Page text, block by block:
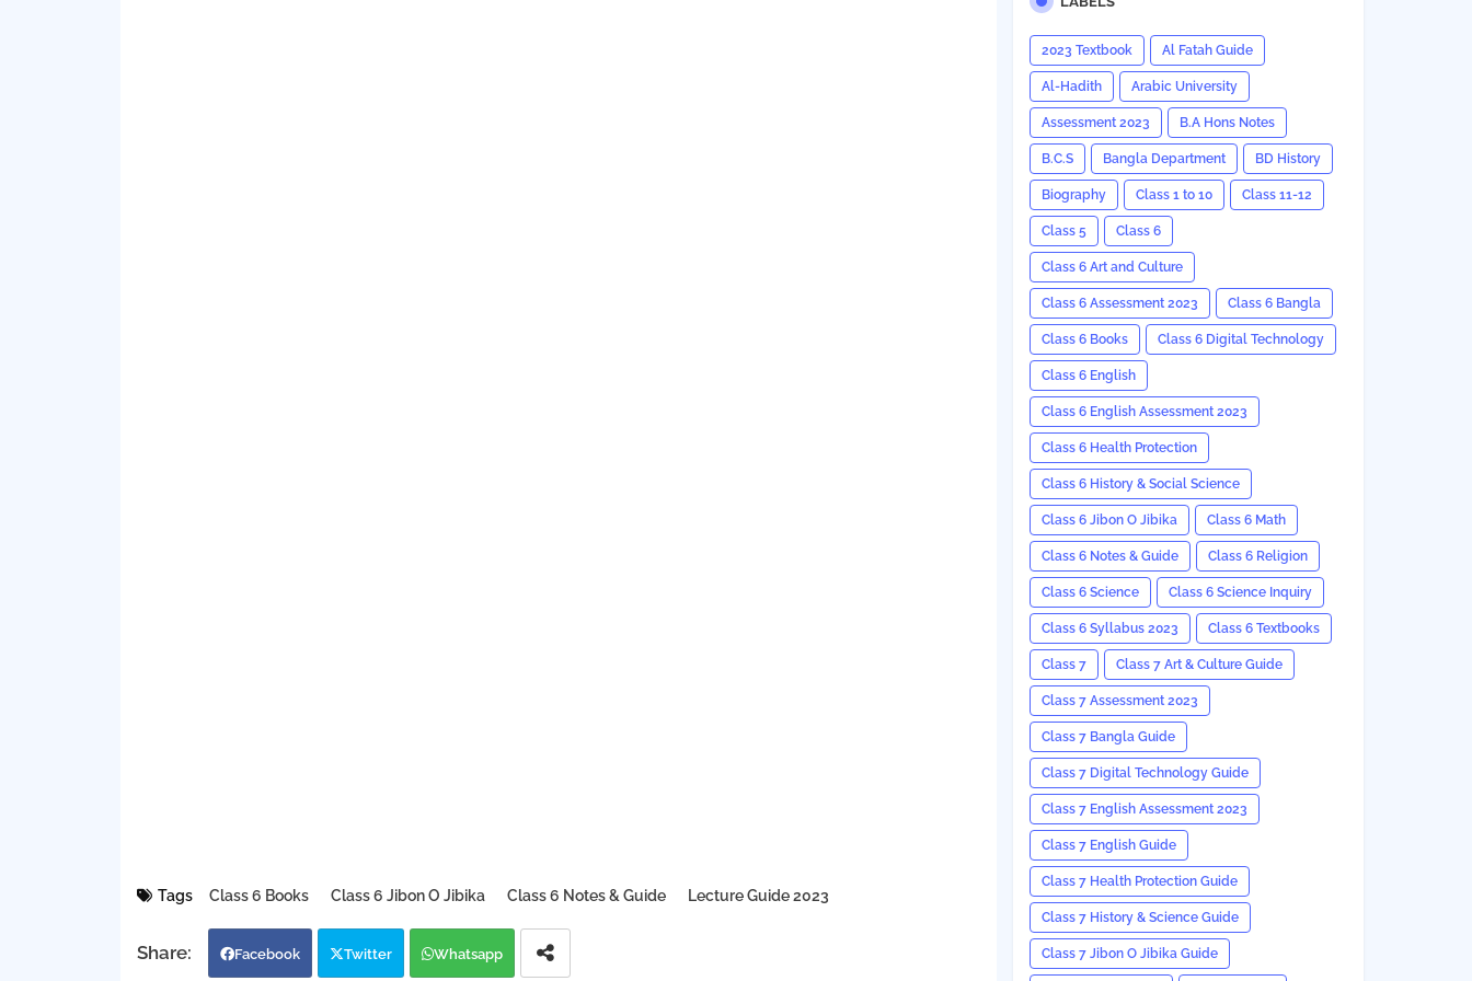
Tags Class 6 Books Class 6 Jibon O Jibika Class 6 Notes & Guide Lecture Guide 2023
Facebook Twitter Whatsapp
2023 Textbook Al Fatah Guide
Al-Hadith Arabic University
Assessment 2023 B.A Hons Notes
B.C.S Bangla Department BD History
Biography Class 1 to 10 Class 11-12
Class 5 Class 6
Class 6 Art and Culture
Class 6 Assessment 2023 Class 6 Bangla
Class 6 Books Class 6 Digital Technology
Class 6 English
Class 6 English Assessment 2023
Class 6 Health Protection
Class 6 History & Social Science
Class 6 Jibon O Jibika Class 6 Math
Class 6 Notes & Guide Class 6 Religion
Class 6 Science Class 6 Science Inquiry
Class 6 Syllabus 2023 Class 6 Textbooks
Class 7 Class 7 Art & Culture Guide
Class 7 Assessment 2023
Class 7 Bangla Guide
Class 7 Digital Technology Guide
Class 7 English Assessment 2023
Class 7 English Guide
Class 7 Health Protection Guide
Class 7 History & Science Guide
Class 7 Jibon O Jibika Guide